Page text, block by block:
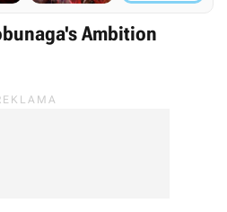
Ambition